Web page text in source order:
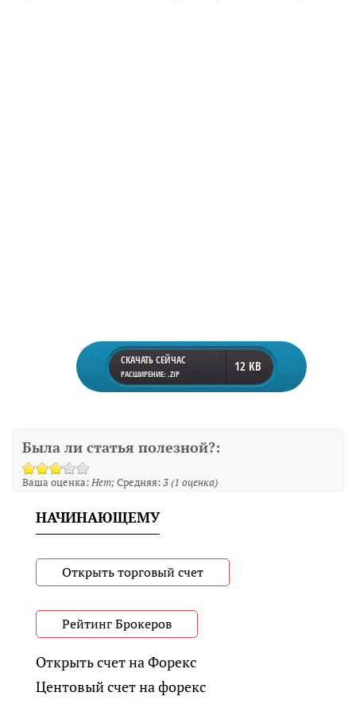
СКАЧАТЬ СЕЙЧАС
РАСШИРЕНИЕ: .ZIP 12 KB
Была ли статья полезной?:
Ваша оценка:Нет Средняя:3(1 оценка)
НАЧИНАЮЩЕМУ
Открыть торговый счет
Рейтинг Брокеров
Открыть счет на Форекс
Центовый счет на форекс